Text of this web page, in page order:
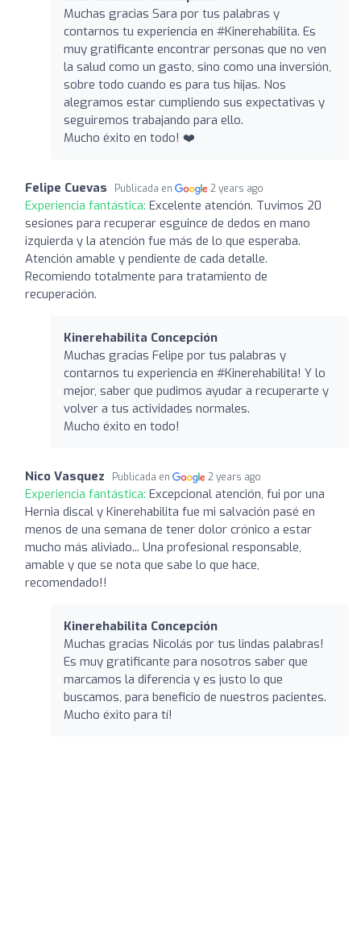
Muchas gracias Sara por tus palabras y
contarnos tu experiencia en #Kinerehabilita. Es
muy gratificante encontrar personas que no ven
la salud como un gasto, sino como una inversión,
sobre todo cuando es para tus hijas. Nos
alegramos estar cumpliendo sus expectativas y
seguiremos trabajando para ello.
Mucho éxito en todo! ❤️
Felipe Cuevas Publicada en 2 years ago
Experiencia fantástica: Excelente atención. Tuvimos 20
sesiones para recuperar esguince de dedos en mano
izquierda y la atención fue más de lo que esperaba.
Atención amable y pendiente de cada detalle.
Recomiendo totalmente para tratamiento de
recuperación.
Kinerehabilita Concepción
Muchas gracias Felipe por tus palabras y
contarnos tu experiencia en #Kinerehabilita! Y lo
mejor, saber que pudimos ayudar a recuperarte y
volver a tus actividades normales.
Mucho éxito en todo!
Nico Vasquez Publicada en 2 years ago
Experiencia fantástica: Excepcional atención, fui por una
Hernia discal y Kinerehabilita fue mi salvación pasé en
menos de una semana de tener dolor crónico a estar
mucho más aliviado... Una profesional responsable,
amable y que se nota que sabe lo que hace,
recomendado!!
Kinerehabilita Concepción
Muchas gracias Nicolás por tus lindas palabras!
Es muy gratificante para nosotros saber que
marcamos la diferencia y es justo lo que
buscamos, para beneficio de nuestros pacientes.
Mucho éxito para tí!